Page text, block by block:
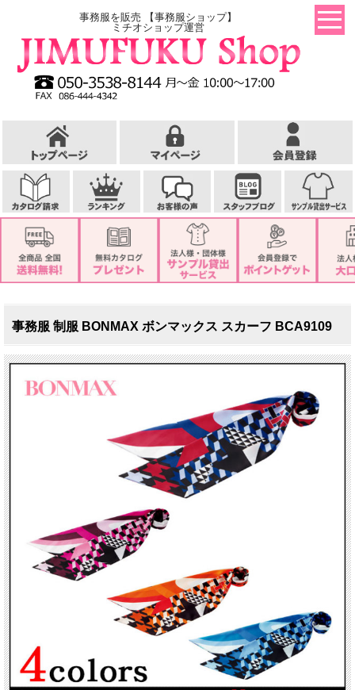
事務服を販売 【事務服ショップ】
ミチオショップ運営
事務服 制服 BONMAX ボンマックス スカーフ BCA9109